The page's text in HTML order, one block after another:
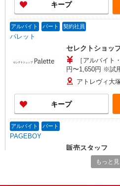
キープ
アルバイト パート 契約社員
パレット
セレクトショッ
［アルバイト
円〜1,650円 ※試
ム勤務で2カ月）
※昇給あり ※正社
アトレヴィ大
キープ
アルバイト パート
PAGEBOY
販売スタッフ
［アルバイト
もっと